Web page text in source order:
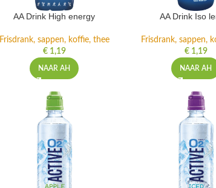
AA Drink High energy
Frisdrank, sappen, koffie, thee
€1,19
NAAR AH
AA Drink Iso
Frisdrank, sappen,
€1,19
NAAR AH